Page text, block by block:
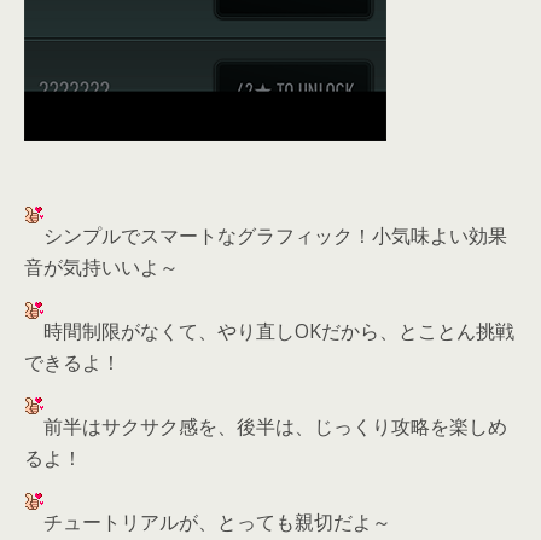
シンプルでスマートなグラフィック！小気味よい効果
音が気持いいよ～
時間制限がなくて、やり直しOKだから、とことん挑戦
できるよ！
前半はサクサク感を、後半は、じっくり攻略を楽しめ
るよ！
チュートリアルが、とっても親切だよ～